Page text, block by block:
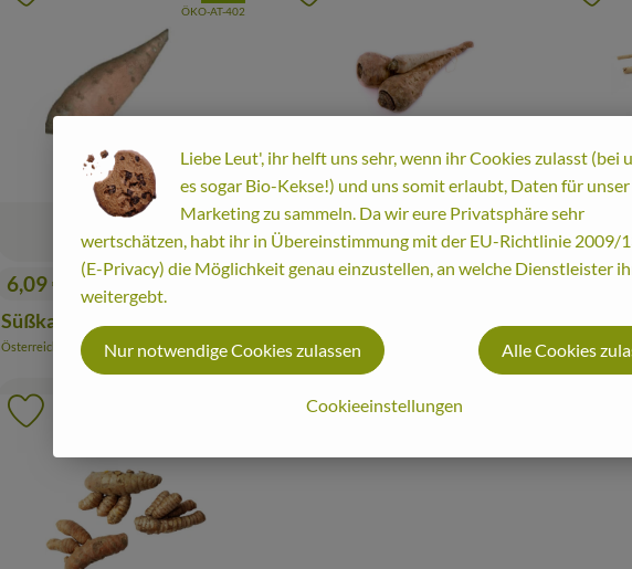
, Preis:
6,09 €
Süßkartoffeln orange
, Herkunft:
Österreich
Produkt zum Warenkorb hinzufügen
, Kontrollstelle:
ÖKO-AT-402
, Preis:
9,09 €
, Herkunft:
Produkt zum
, Preis:
Österreich
Liebe Leut', ihr helft uns sehr, wenn ihr Cookies zulasst (bei
es sogar Bio-Kekse!) und uns somit erlaubt, Daten für unser
Marketing zu sammeln. Da wir eure Privatsphäre sehr
wertschätzen, habt ihr in Übereinstimmung mit der EU-Richtlinie 2009/
(E-Privacy) die Möglichkeit genau einzustellen, an welche Dienstleister
weitergebt.
Cookieeinstellungen
Nur notwendige Cookies zulassen Alle Cookies